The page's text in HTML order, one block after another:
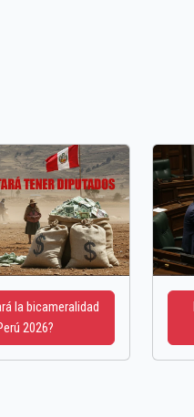
la bicameralidad
2026?